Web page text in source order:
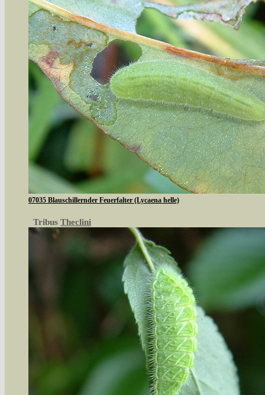
07035 Blauschillernder Feuerfalter (Lycaena helle)
Tribus Theclini